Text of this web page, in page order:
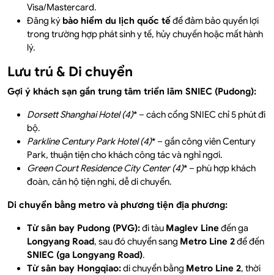
Visa/Mastercard.
Đăng ký bảo hiểm du lịch quốc tếđể đảm bảo quyền lợi
trong trường hợp phát sinh y tế, hủy chuyến hoặc mất hành
lý.
Lưu trú & Di chuyển
Gợi ý khách sạn gần trung tâm triển lãm SNIEC (Pudong):
Dorsett Shanghai Hotel (4)* – cách cổng SNIEC chỉ 5 phút đi
bộ.
Parkline Century Park Hotel (4)* – gần công viên Century
Park, thuận tiện cho khách công tác và nghỉ ngơi.
Green Court Residence City Center (4)* – phù hợp khách
đoàn, căn hộ tiện nghi, dễ di chuyển.
Di chuyển bằng metro và phương tiện địa phương:
Từ sân bay Pudong (PVG):đi tàu Maglev Lineđến ga
Longyang Road, sau đó chuyển sang Metro Line 2để đến
SNIEC (ga Longyang Road).
Từ sân bay Hongqiao:di chuyển bằng Metro Line 2, thời